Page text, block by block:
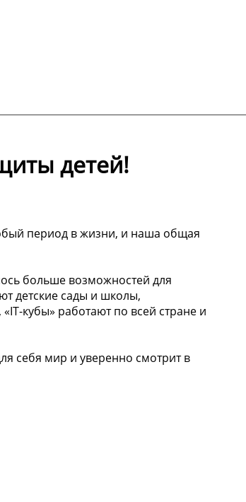
детей!
период в жизни, и наша общая
больше возможностей для
детские сады и школы,
кубы» работают по всей стране и
себя мир и уверенно смотрит в